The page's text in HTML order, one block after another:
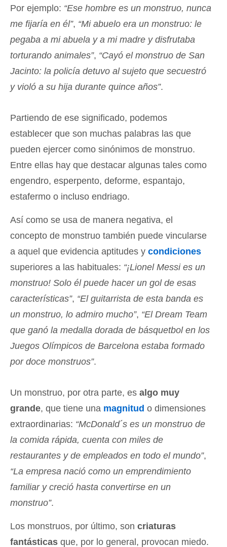
Por ejemplo: “Ese hombre es un monstruo, nunca
me fijaría en él”, “Mi abuelo era un monstruo: le
pegaba a mi abuela y a mi madre y disfrutaba
torturando animales”, “Cayó el monstruo de San
Jacinto: la policía detuvo al sujeto que secuestró
y violó a su hija durante quince años”.
Partiendo de ese significado, podemos
establecer que son muchas palabras las que
pueden ejercer como sinónimos de monstruo.
Entre ellas hay que destacar algunas tales como
engendro, esperpento, deforme, espantajo,
estafermo o incluso endriago.
Así como se usa de manera negativa, el
concepto de monstruo también puede vincularse
a aquel que evidencia aptitudes y condiciones
superiores a las habituales: “¡Lionel Messi es un
monstruo! Solo él puede hacer un gol de esas
características”, “El guitarrista de esta banda es
un monstruo, lo admiro mucho”, “El Dream Team
que ganó la medalla dorada de básquetbol en los
Juegos Olímpicos de Barcelona estaba formado
por doce monstruos”.
Un monstruo, por otra parte, es algo muy
grande, que tiene una magnitud o dimensiones
extraordinarias: “McDonald´s es un monstruo de
la comida rápida, cuenta con miles de
restaurantes y de empleados en todo el mundo”,
“La empresa nació como un emprendimiento
familiar y creció hasta convertirse en un
monstruo”.
Los monstruos, por último, son criaturas
fantásticas que, por lo general, provocan miedo.